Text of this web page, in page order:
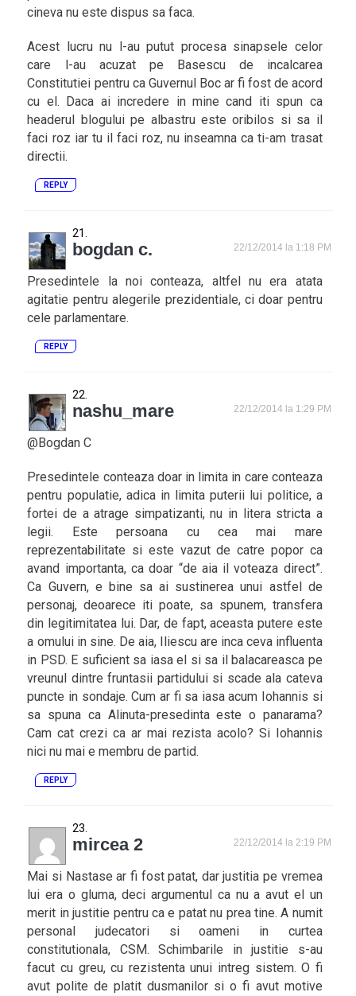
cineva nu este dispus sa faca.
Acest lucru nu l-au putut procesa sinapsele celor
care l-au acuzat pe Basescu de incalcarea
Constitutiei pentru ca Guvernul Boc ar fi fost de acord
cu el. Daca ai incredere in mine cand iti spun ca
headerul blogului pe albastru este oribilos si sa il
faci roz iar tu il faci roz, nu inseamna ca ti-am trasat
directii.
REPLY
bogdan c. 22/12/2014 la 1:18 PM
Presedintele la noi conteaza, altfel nu era atata
agitatie pentru alegerile prezidentiale, ci doar pentru
cele parlamentare.
REPLY
nashu_mare 22/12/2014 la 1:29 PM
@Bogdan C
Presedintele conteaza doar in limita in care conteaza
pentru populatie, adica in limita puterii lui politice, a
fortei de a atrage simpatizanti, nu in litera stricta a
legii. Este persoana cu cea mai mare
reprezentabilitate si este vazut de catre popor ca
avand importanta, ca doar “de aia il voteaza direct”.
Ca Guvern, e bine sa ai sustinerea unui astfel de
personaj, deoarece iti poate, sa spunem, transfera
din legitimitatea lui. Dar, de fapt, aceasta putere este
a omului in sine. De aia, Iliescu are inca ceva influenta
in PSD. E suficient sa iasa el si sa il balacareasca pe
vreunul dintre fruntasii partidului si scade ala cateva
puncte in sondaje. Cum ar fi sa iasa acum Iohannis si
sa spuna ca Alinuta-presedinta este o panarama?
Cam cat crezi ca ar mai rezista acolo? Si Iohannis
nici nu mai e membru de partid.
REPLY
mircea 2 22/12/2014 la 2:19 PM
Mai si Nastase ar fi fost patat, dar justitia pe vremea
lui era o gluma, deci argumentul ca nu a avut el un
merit in justitie pentru ca e patat nu prea tine. A numit
personal judecatori si oameni in curtea
constitutionala, CSM. Schimbarile in justitie s-au
facut cu greu, cu rezistenta unui intreg sistem. O fi
avut polite de platit dusmanilor si o fi avut motive